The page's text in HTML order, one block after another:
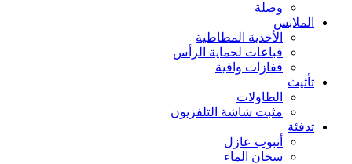
وصلة
الملابس
الأحذية المطاطية
قباعات لحماية الرأس
قفازات واقية
تأثيث
الطاولات
مثبت شاشة التلفزيون
تدفئة
أنبوب عازل
سخان الماء